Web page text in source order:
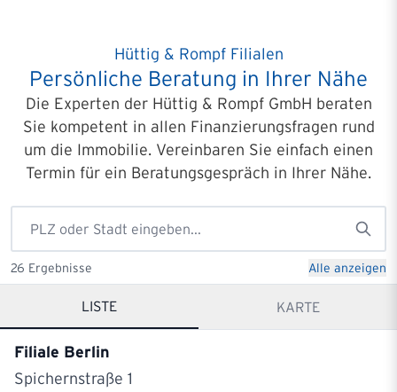
Hüttig & Rompf Filialen
Persönliche Beratung in Ihrer Nähe
Die Experten der Hüttig & Rompf GmbH beraten
Sie kompetent in allen Finanzierungsfragen rund
um die Immobilie. Vereinbaren Sie einfach einen
Termin für ein Beratungsgespräch in Ihrer Nähe.
26 Ergebnisse Alle anzeigen
LISTE KARTE
Filiale Berlin
Spichernstraße 1